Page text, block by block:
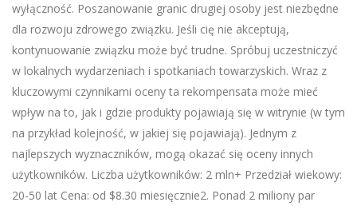
wyłączność. Poszanowanie granic drugiej osoby jest niezbędne
dla rozwoju zdrowego związku. Jeśli cię nie akceptują,
kontynuowanie związku może być trudne. Spróbuj uczestniczyć
w lokalnych wydarzeniach i spotkaniach towarzyskich. Wraz z
kluczowymi czynnikami oceny ta rekompensata może mieć
wpływ na to, jak i gdzie produkty pojawiają się w witrynie (w tym
na przykład kolejność, w jakiej się pojawiają). Jednym z
najlepszych wyznaczników, mogą okazać się oceny innych
użytkowników. Liczba użytkowników: 2 mln+ Przedział wiekowy:
20-50 lat Cena: od $8.30 miesięcznie2. Ponad 2 miliony par